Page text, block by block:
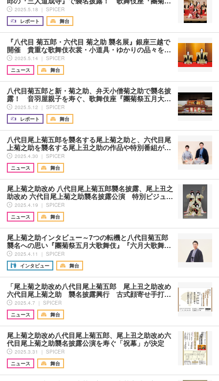
2025.5.18 ｜ SPICER
レポート
舞台
『八代目 菊五郎・六代目 菊之助 襲名展』銀座三越で
開催 貴重な歌舞伎衣裳・小道具・ゆかりの品々を…
2025.5.14 ｜ SPICER
ニュース
舞台
八代目菊五郎と新・菊之助、弁天小僧菊之助で襲名披
露！ 音羽屋親子を寿ぐ、歌舞伎座『團菊祭五月大…
2025.5.12 ｜ SPICER
レポート
舞台
八代目尾上菊五郎を襲名する尾上菊之助と、六代目尾
上菊之助を襲名する尾上丑之助の作品や特別番組が…
2025.4.30 ｜ SPICER
ニュース
舞台
尾上菊之助改め 八代目尾上菊五郎襲名披露、尾上丑之
助改め 六代目尾上菊之助襲名披露公演 特別ビジュ…
2025.4.19 ｜ SPICER
ニュース
舞台
尾上菊之助インタビュー～7つの転機と八代目菊五郎
襲名への思い『團菊祭五月大歌舞伎』『六月大歌舞…
2025.4.11 ｜ SPICER
インタビュー
舞台
「尾上菊之助改め八代目尾上菊五郎 尾上丑之助改め
六代目尾上菊之助 襲名披露興行 古式顔寄せ手打…
2025.4.7 ｜ SPICER
ニュース
舞台
尾上菊之助改め八代目尾上菊五郎、尾上丑之助改め六
代目尾上菊之助襲名披露公演を寿ぐ「祝幕」が決定
2025.3.31 ｜ SPICER
ニュース
舞台